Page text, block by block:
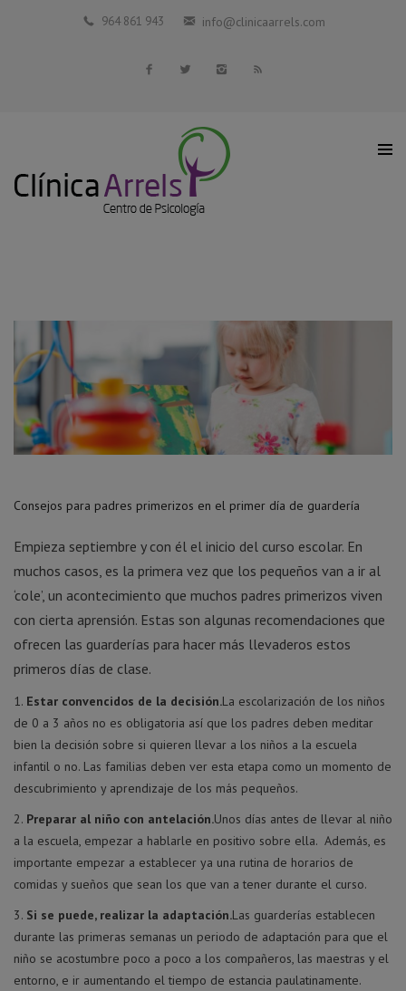
Blog
964 861 943 info@clinicaarrels.com
Consejos para padres primerizos en el primer día de guardería
Empieza septiembre y con él el inicio del curso escolar. En
muchos casos, es la primera vez que los pequeños van a ir al
‘cole’, un acontecimiento que muchos padres primerizos viven
con cierta aprensión. Estas son algunas recomendaciones que
ofrecen las guarderías para hacer más llevaderos estos
primeros días de clase.
Estar convencidos de la decisión.La escolarización de los niños
de 0 a 3 años no es obligatoria así que los padres deben meditar
bien la decisión sobre si quieren llevar a los niños a la escuela
infantil o no. Las familias deben ver esta etapa como un momento de
descubrimiento y aprendizaje de los más pequeños.
Preparar al niño con antelación.Unos días antes de llevar al niño
a la escuela, empezar a hablarle en positivo sobre ella. Además, es
importante empezar a establecer ya una rutina de horarios de
comidas y sueños que sean los que van a tener durante el curso.
Si se puede, realizar la adaptación.Las guarderías establecen
durante las primeras semanas un periodo de adaptación para que el
niño se acostumbre poco a poco a los compañeros, las maestras y el
entorno, e ir aumentando el tiempo de estancia paulatinamente.